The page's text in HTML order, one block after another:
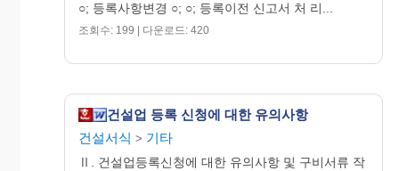
○; 등록사항변경 ○; ○; 등록이전 신고서 처 리...
조회수: 199 | 다운로드: 420
건설업 등록 신청에 대한 유의사항
건설서식 > 기타
Ⅱ. 건설업등록신청에 대한 유의사항 및 구비서류 작